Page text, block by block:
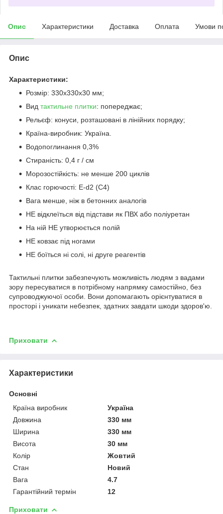
Опис Характеристики Доставка Оплата Умови
Опис
Характеристики:
Розмір: 330х330х30 мм;
Вид тактильне плитки: попереджає;
Рельєф: конуси, розташовані в лінійних порядку;
Країна-виробник: Україна.
Водопоглинання 0,3%
Стираність: 0,4 г / см
Морозостійкість: не менше 200 циклів
Клас горючості: E-d2 (C4)
Вага менше, ніж в бетонних аналогів
НЕ відклеїться від підстави як ПВХ або поліуретан
На ній НЕ утворюється полій
НЕ ковзає під ногами
НЕ боїться ні солі, ні друге реагентів
Тактильні плитки забезпечують можливість людям з вадами
зору пересуватися в потрібному напрямку самостійно, без
супроводжуючої особи. Вони допомагають орієнтуватися в
просторі і уникати небезпек, здатних завдати шкоди здоров'ю.
Приховати
Характеристики
Основні
Країна виробник
Україна
Довжина
330 мм
Ширина
330 мм
Висота
30 мм
Колір
Жовтий
Стан
Новий
Вага
4.7
Гарантійний термін
12
Приховати